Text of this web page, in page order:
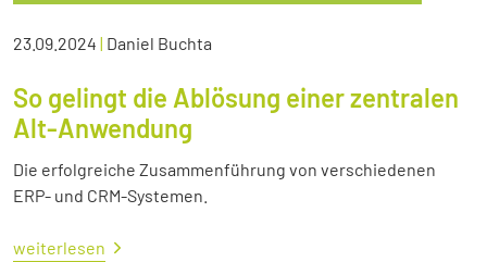
23.09.2024 | Daniel Buchta
So gelingt die Ablösung einer zentralen
Alt-Anwendung
Die erfolgreiche Zusammenführung von verschiedenen
ERP- und CRM-Systemen.
weiterlesen